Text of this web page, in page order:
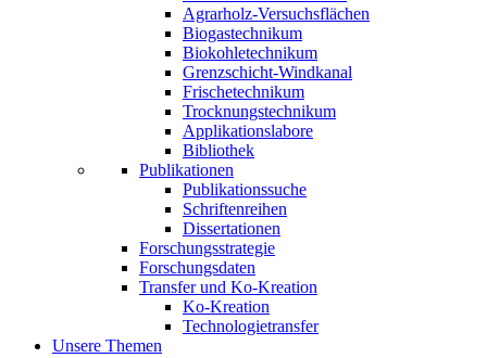
Agrarholz-Versuchsflächen
Biogastechnikum
Biokohletechnikum
Grenzschicht-Windkanal
Frischetechnikum
Trocknungstechnikum
Applikationslabore
Bibliothek
Publikationen
Publikationssuche
Schriftenreihen
Dissertationen
Forschungsstrategie
Forschungsdaten
Transfer und Ko-Kreation
Ko-Kreation
Technologietransfer
Unsere Themen